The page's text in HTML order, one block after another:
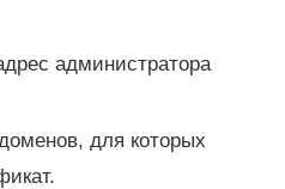
администратора
для которых